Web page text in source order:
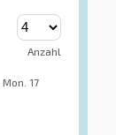
Anzahl
17